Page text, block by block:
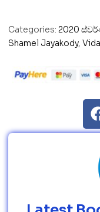
Categories: 2020
Shamel Jayakody,